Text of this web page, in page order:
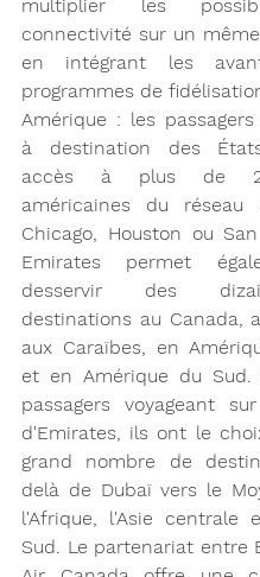
multiplier les
connectivité sur un
en intégrant les
programmes de
Amérique : les
à destination des
accès à plus de
américaines du réseau
Chicago, Houston ou
Emirates permet
desservir des
destinations au Canada,
aux Caraïbes, en
et en Amérique du Sud.
passagers voyageant
d'Emirates, ils ont le
grand nombre de
delà de Dubaï vers le
l'Afrique, l'Asie centrale
Sud. Le partenariat entre